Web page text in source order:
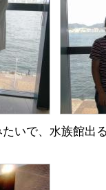
いで、水族館出